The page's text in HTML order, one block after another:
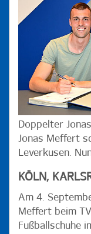
Doppelter
Jonas Meffert
Leverkusen.
KÖLN,
Am 4.
Meffert beim
Fußballschuhe